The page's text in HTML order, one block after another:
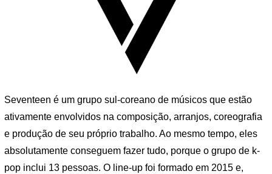
Seventeen é um grupo sul-coreano de músicos que estão
ativamente envolvidos na composição, arranjos, coreografia
e produção de seu próprio trabalho. Ao mesmo tempo, eles
absolutamente conseguem fazer tudo, porque o grupo de k-
pop inclui 13 pessoas. O line-up foi formado em 2015 e,